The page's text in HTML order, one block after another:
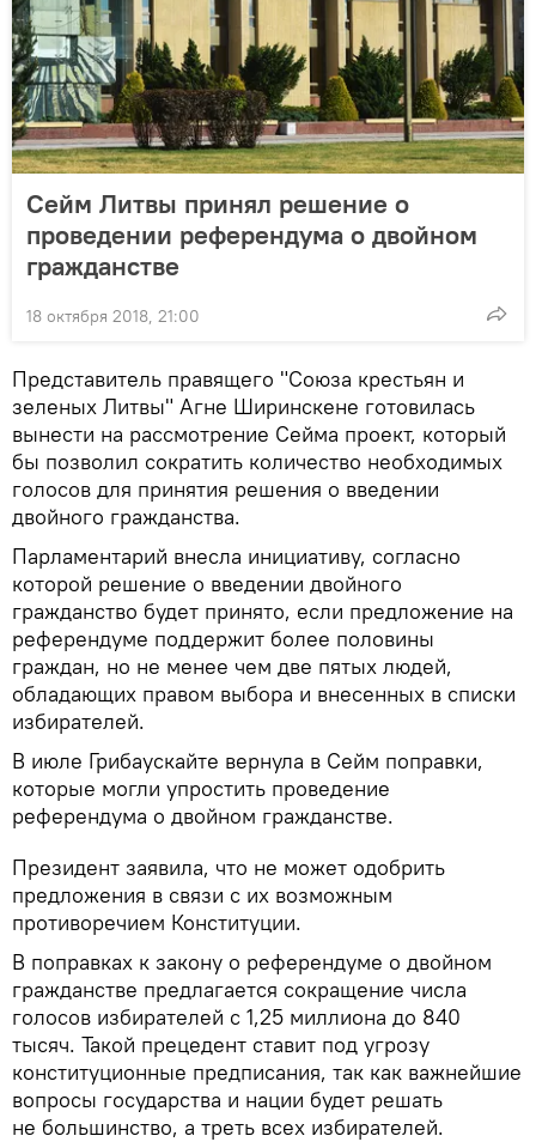
Сейм Литвы принял решение о
проведении референдума о двойном
гражданстве
18 октября 2018, 21:00
Представитель правящего "Союза крестьян и
зеленых Литвы" Агне Ширинскене готовилась
вынести на рассмотрение Сейма проект, который
бы позволил сократить количество необходимых
голосов для принятия решения о введении
двойного гражданства.
Парламентарий внесла инициативу, согласно
которой решение о введении двойного
гражданство будет принято, если предложение на
референдуме поддержит более половины
граждан, но не менее чем две пятых людей,
обладающих правом выбора и внесенных в списки
избирателей.
В июле Грибаускайте вернула в Сейм поправки,
которые могли упростить проведение
референдума о двойном гражданстве.
Президент заявила, что не может одобрить
предложения в связи с их возможным
противоречием Конституции.
В поправках к закону о референдуме о двойном
гражданстве предлагается сокращение числа
голосов избирателей с 1,25 миллиона до 840
тысяч. Такой прецедент ставит под угрозу
конституционные предписания, так как важнейшие
вопросы государства и нации будет решать
не большинство, а треть всех избирателей.